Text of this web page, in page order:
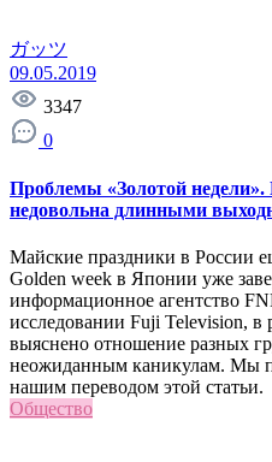
ガッツ
09.05.2019
3347
0
Проблемы «Золотой
недовольна длинными
Майские праздники в России
Golden week в Японии уже
информационное агентство
исследовании Fuji Television, в
выяснено отношение разных
неожиданным каникулам. Мы
нашим переводом этой статьи.
Общество